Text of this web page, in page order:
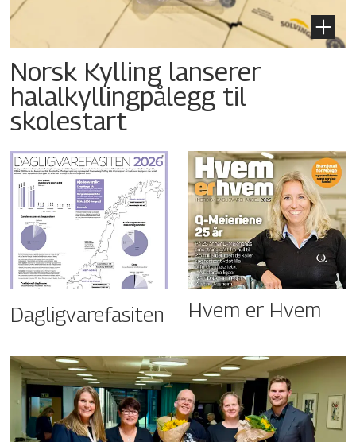
Norsk Kylling lanserer
halalkyllingpålegg til
skolestart
Dagligvarefasiten Hvem er Hvem